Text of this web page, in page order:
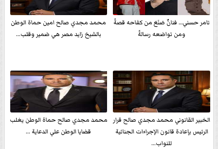
تامر حسني… فنانٌ صَنَعَ من كفاحه قصةً
ومن تواضعه رسالةً
محمد مجدي صالح امين حماة الوطن
بالشيخ زايد مصر هي ضمير وقلب...
الخبير القانوني محمد مجدي صالح قرار
الرئيس بإعادة قانون الإجراءات الجنائية
للنواب...
محمد مجدي صالح حماة الوطن يغلب
قضايا الوطن علي الدعاية ...